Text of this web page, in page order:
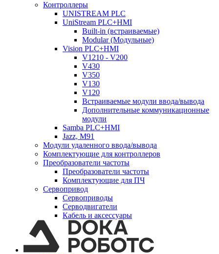
Контроллеры
UNISTREAM PLC
UniStream PLC+HMI
Built-in (встраиваемые)
Modular (Модульные)
Vision PLC+HMI
V1210 - V200
V430
V350
V130
V120
Встраиваемые модули ввода/вывода
Дополнительные коммуникационные
модули
Samba PLC+HMI
Jazz, M91
Модули удаленного ввода/вывода
Комплектующие для контроллеров
Преобразователи частоты
Преобразователи частоты
Комплектующие для ПЧ
Сервопривод
Сервоприводы
Серводвигатели
Кабель и аксессуары